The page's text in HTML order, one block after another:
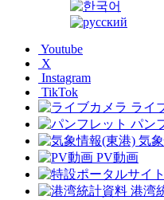
Youtube
X
Instagram
TikTok
ライ
パン
気
PV動画
港湾